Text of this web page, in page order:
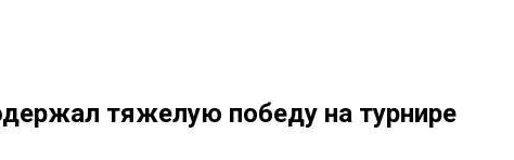
тяжелую победу на турнире